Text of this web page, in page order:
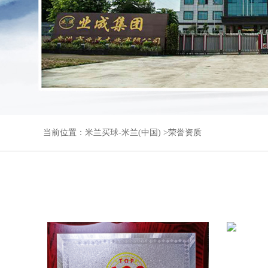
当前位置： 米兰买球-米兰(中国) >荣誉资质